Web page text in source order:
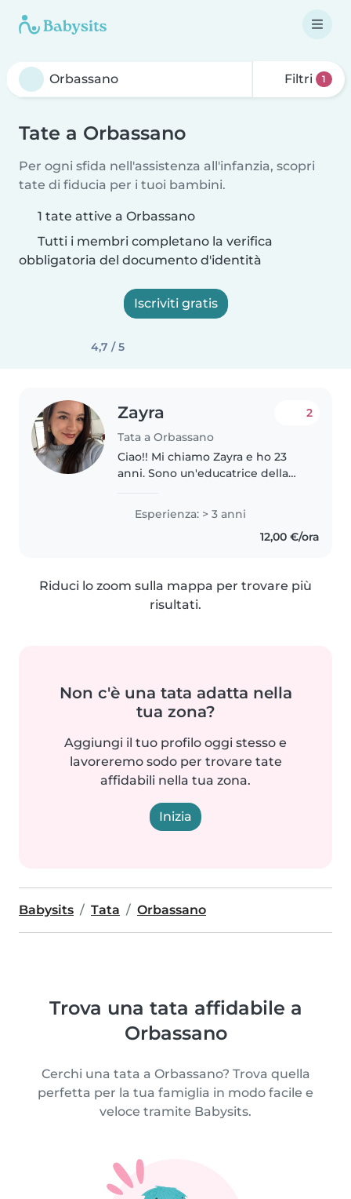
Filtri 1
Tate a Orbassano
Per ogni sfida nell'assistenza all'infanzia, scopri
tate di fiducia per i tuoi bambini.
1 tate attive a Orbassano
Tutti i membri completano la verifica
obbligatoria del documento d'identità
Iscriviti gratis
4,7 / 5
Zayra
Tata a Orbassano
2
Ciao!! Mi chiamo Zayra e ho 23
anni. Sono un'educatrice della
studiato il livello intermedio di
assistente tecnico
Esperienza: > 3 anni
12,00 €/ora
Riduci lo zoom sulla mappa per trovare più
risultati.
Non c'è una tata adatta nella
tua zona?
Aggiungi il tuo profilo oggi stesso e
lavoreremo sodo per trovare tate
affidabili nella tua zona.
Inizia
Babysits Tata Orbassano
Trova una tata affidabile a
Orbassano
Cerchi una tata a Orbassano? Trova quella
perfetta per la tua famiglia in modo facile e
veloce tramite Babysits.